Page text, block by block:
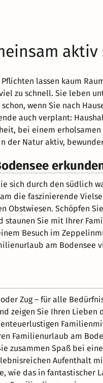
Pflichten lassen kaum
zu schnell. Sie leben
schon, wenn Sie nach
auch verplant:
bei einem erholsamen
der Natur aktiv,
sich durch den südlich
die faszinierende
Obstwiesen. Schöpfen
Sie mit Ihrer
Besuch im
am
Zug – für alle
zeigen Sie Ihren
Familienurlaub am
zusammen Spaß bei
Aufenthalt
wie das in fantastischer